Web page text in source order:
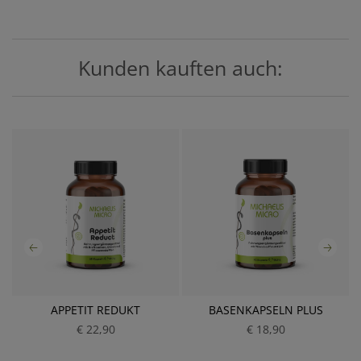
Kunden kauften auch:
APPETIT REDUKT
€ 22,90
BASENKAPSELN PLUS
€ 18,90